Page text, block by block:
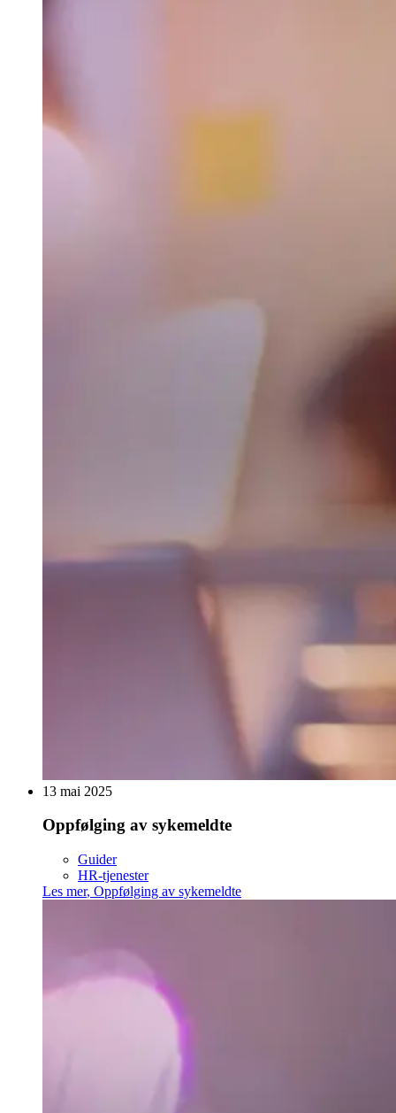
13 mai 2025
Oppfølging av sykemeldte
Guider
HR-tjenester
Les mer, Oppfølging av sykemeldte